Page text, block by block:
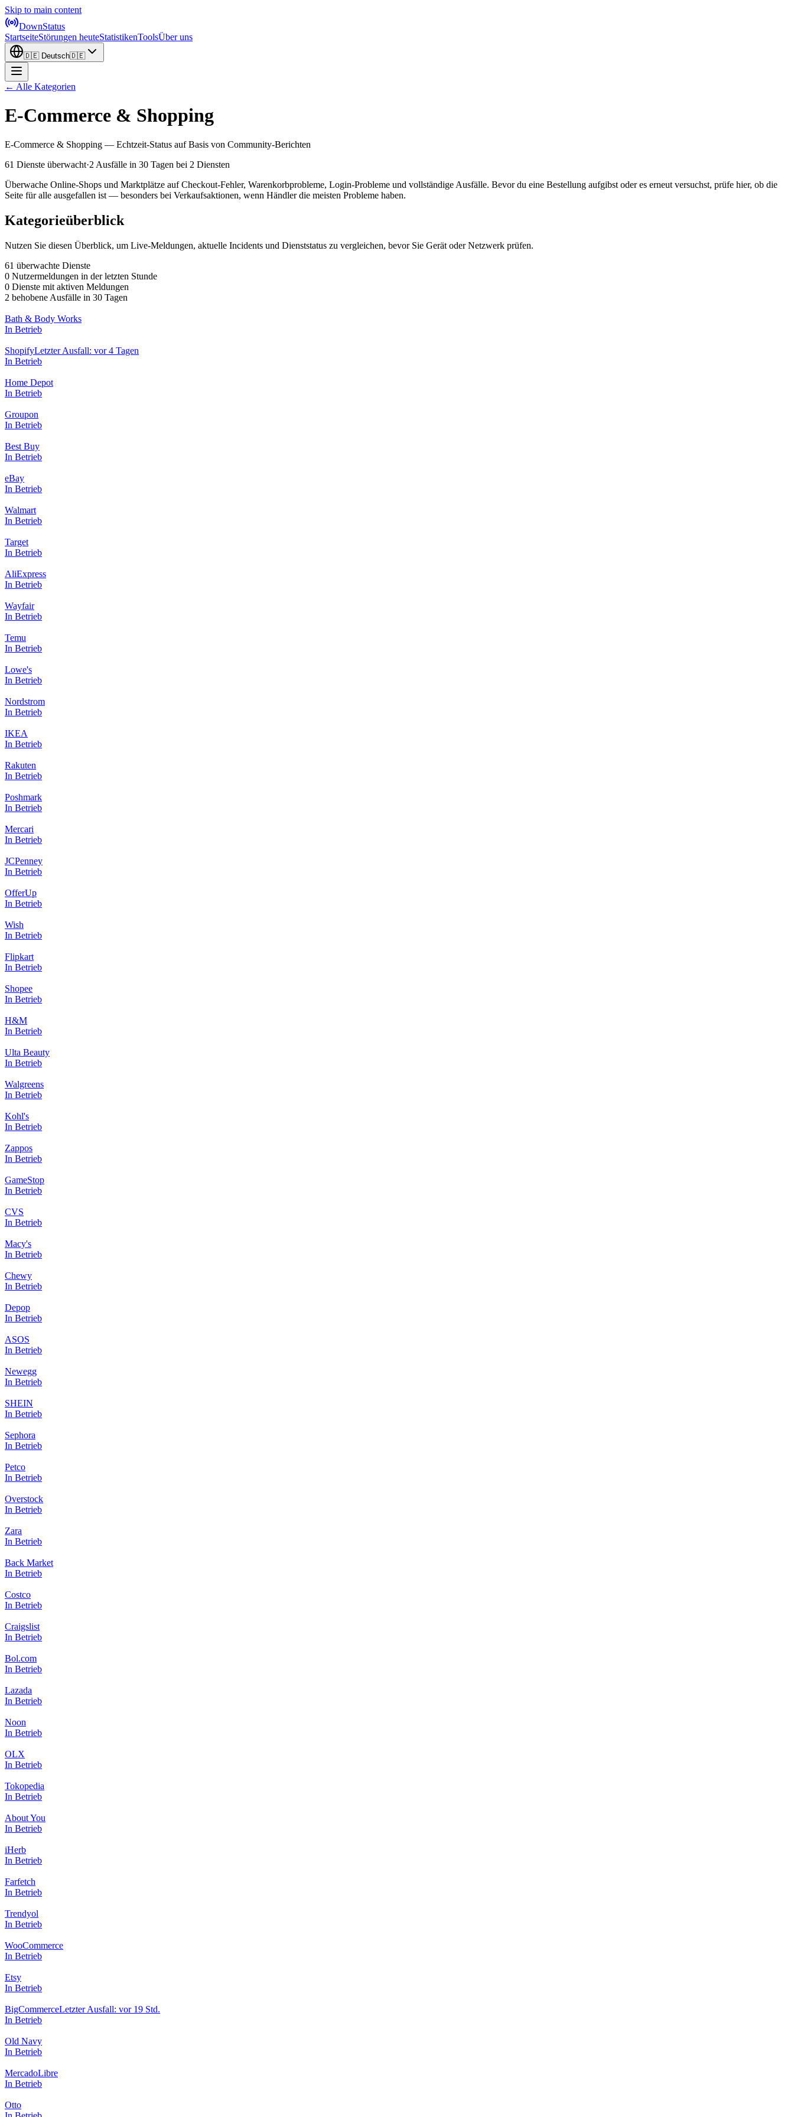
Skip to main content
DownStatus
StartseiteStörungen heuteStatistikenToolsÜber uns
🇩🇪 Deutsch🇩🇪
← Alle Kategorien
E-Commerce & Shopping
E-Commerce & Shopping — Echtzeit-Status auf Basis von Community-Berichten
61 Dienste überwacht·2 Ausfälle in 30 Tagen bei 2 Diensten
Überwache Online-Shops und Marktplätze auf Checkout-Fehler, Warenkorbprobleme, Login-Probleme und vollständige Ausfälle. Bevor du eine Bestellung aufgibst oder es erneut versuchst, prüfe hier, ob die
Seite für alle ausgefallen ist — besonders bei Verkaufsaktionen, wenn Händler die meisten Probleme haben.
Kategorieüberblick
Nutzen Sie diesen Überblick, um Live-Meldungen, aktuelle Incidents und Dienststatus zu vergleichen, bevor Sie Gerät oder Netzwerk prüfen.
61 überwachte Dienste
0 Nutzermeldungen in der letzten Stunde
0 Dienste mit aktiven Meldungen
2 behobene Ausfälle in 30 Tagen
Bath & Body Works
In Betrieb
ShopifyLetzter Ausfall: vor 4 Tagen
In Betrieb
Home Depot
In Betrieb
Groupon
In Betrieb
Best Buy
In Betrieb
eBay
In Betrieb
Walmart
In Betrieb
Target
In Betrieb
AliExpress
In Betrieb
Wayfair
In Betrieb
Temu
In Betrieb
Lowe's
In Betrieb
Nordstrom
In Betrieb
IKEA
In Betrieb
Rakuten
In Betrieb
Poshmark
In Betrieb
Mercari
In Betrieb
JCPenney
In Betrieb
OfferUp
In Betrieb
Wish
In Betrieb
Flipkart
In Betrieb
Shopee
In Betrieb
H&M
In Betrieb
Ulta Beauty
In Betrieb
Walgreens
In Betrieb
Kohl's
In Betrieb
Zappos
In Betrieb
GameStop
In Betrieb
CVS
In Betrieb
Macy's
In Betrieb
Chewy
In Betrieb
Depop
In Betrieb
ASOS
In Betrieb
Newegg
In Betrieb
SHEIN
In Betrieb
Sephora
In Betrieb
Petco
In Betrieb
Overstock
In Betrieb
Zara
In Betrieb
Back Market
In Betrieb
Costco
In Betrieb
Craigslist
In Betrieb
Bol.com
In Betrieb
Lazada
In Betrieb
Noon
In Betrieb
OLX
In Betrieb
Tokopedia
In Betrieb
About You
In Betrieb
iHerb
In Betrieb
Farfetch
In Betrieb
Trendyol
In Betrieb
WooCommerce
In Betrieb
Etsy
In Betrieb
BigCommerceLetzter Ausfall: vor 19 Std.
In Betrieb
Old Navy
In Betrieb
MercadoLibre
In Betrieb
Otto